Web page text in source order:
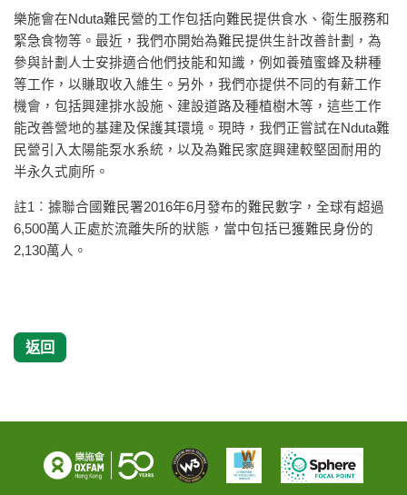
樂施會在Nduta難民營的工作包括向難民提供食水、衛生服務和
緊急食物等。最近，我們亦開始為難民提供生計改善計劃，為
參與計劃人士安排適合他們技能和知識，例如養殖蜜蜂及耕種
等工作，以賺取收入維生。另外，我們亦提供不同的有薪工作
機會，包括興建排水設施、建設道路及種植樹木等，這些工作
能改善營地的基建及保護其環境。現時，我們正嘗試在Nduta難
民營引入太陽能泵水系統，以及為難民家庭興建較堅固耐用的
半永久式廁所。
註1︰據聯合國難民署2016年6月發布的難民數字，全球有超過
6,500萬人正處於流離失所的狀態，當中包括已獲難民身份的
2,130萬人。
返回